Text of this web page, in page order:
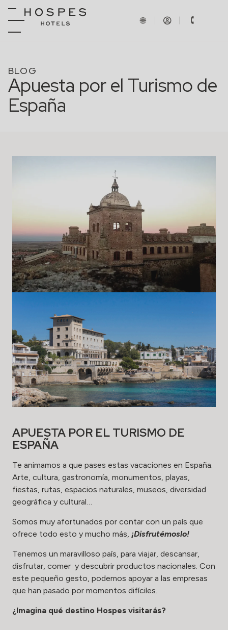
BLOG
Apuesta por el Turismo de
España
APUESTA POR EL TURISMO DE
ESPAÑA
Te animamos a que pases estas vacaciones en España.
Arte, cultura, gastronomía, monumentos, playas,
fiestas, rutas, espacios naturales, museos, diversidad
geográfica y cultural…
Somos muy afortunados por contar con un país que
ofrece todo esto y mucho más, ¡Disfrutémoslo!
Tenemos un maravilloso país, para viajar, descansar,
disfrutar, comer y descubrir productos nacionales. Con
este pequeño gesto, podemos apoyar a las empresas
que han pasado por momentos difíciles.
¿Imagina qué destino Hospes visitarás?